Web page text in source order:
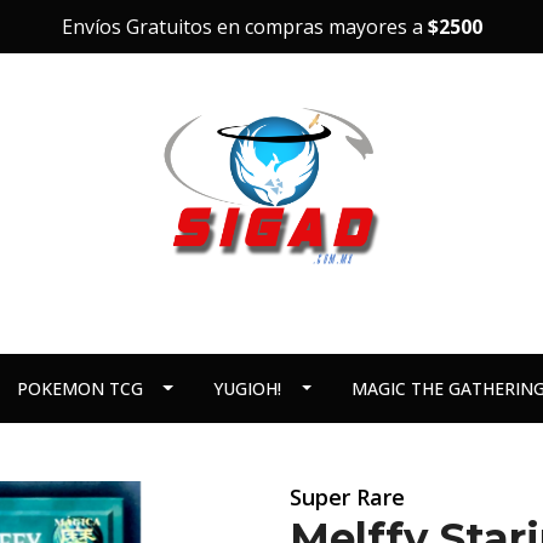
Envíos Gratuitos en compras mayores a $2500
POKEMON TCG YUGIOH! MAGIC THE
Super Rare